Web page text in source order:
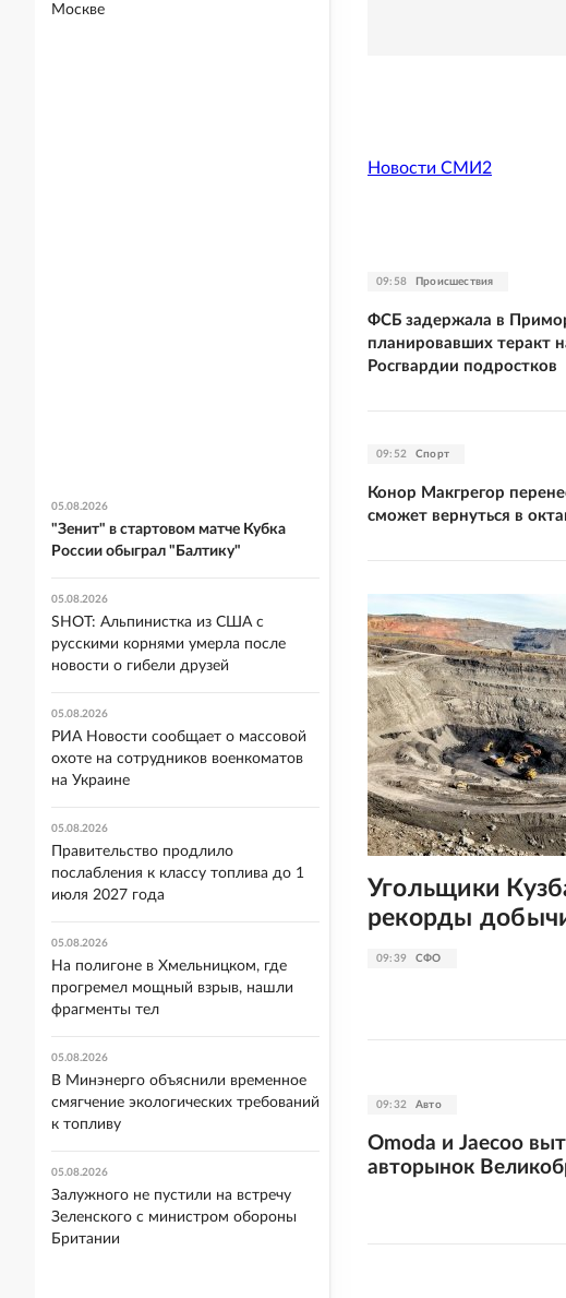
Новости СМИ2
09:58 Происшествия
ФСБ задержала в
планировавших теракт
Росгвардии подростков
09:52 Спорт
Конор Макгрегор
сможет вернуться в
09:39 СФО
Угольщики
рекорды
09:32 Авто
Omoda и Jaecoo
авторынок
Москве
05.08.2026
"Зенит" в стартовом матче Кубка
России обыграл "Балтику"
05.08.2026
SHOT: Альпинистка из США с
русскими корнями умерла после
новости о гибели друзей
05.08.2026
РИА Новости сообщает о массовой
охоте на сотрудников военкоматов
на Украине
05.08.2026
Правительство продлило
послабления к классу топлива до 1
июля 2027 года
05.08.2026
На полигоне в Хмельницком, где
прогремел мощный взрыв, нашли
фрагменты тел
05.08.2026
В Минэнерго объяснили временное
смягчение экологических требований
к топливу
05.08.2026
Залужного не пустили на встречу
Зеленского с министром обороны
Британии